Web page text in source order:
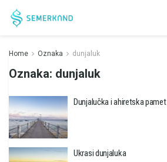
Home Oznaka dunjaluk
Oznaka: dunjaluk
Dunjalučka i ahiretska pamet
Ukrasi dunjaluka